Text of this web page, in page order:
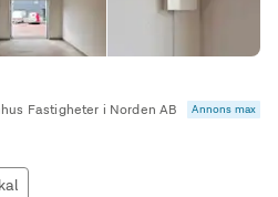
Fastigheter i Norden AB Annons max